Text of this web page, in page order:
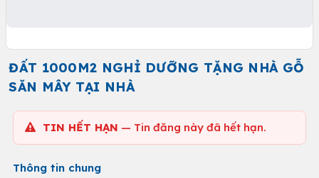
ĐẤT 1000M2 NGHỈ DƯỠNG TẶNG NHÀ GỖ
SĂN MÂY TẠI NHÀ
TIN HẾT HẠN — Tin đăng này đã hết hạn.
Thông tin chung